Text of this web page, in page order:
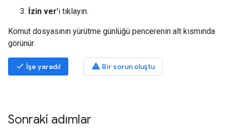
İzin ver'i tıklayın.
Komut dosyasının yürütme günlüğü pencerenin alt kısmında
görünür.
done İşe yaradı! warning Bir sorun oluştu
Sonraki adımlar